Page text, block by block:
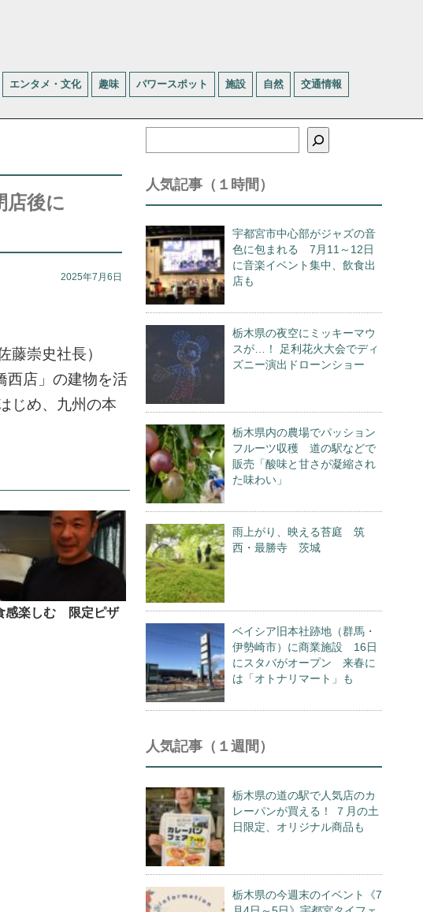
エンタメ・文化 趣味 パワースポット 施設 自然 交通情報
店後に
2025年7月6日
藤崇史社長）
西店」の建物を活
じめ、九州の本
感楽しむ 限定ピザ
索
人気記事（１時間）
宇都宮市中心部がジャズの音
色に包まれる 7月11～12日
に音楽イベント集中、飲食出
店も
栃木県の夜空にミッキーマウ
スが…！ 足利花火大会でディ
ズニー演出ドローンショー
栃木県内の農場でパッション
フルーツ収穫 道の駅などで
販売「酸味と甘さが凝縮され
た味わい」
雨上がり、映える苔庭 筑
西・最勝寺 茨城
ベイシア旧本社跡地（群馬・
伊勢崎市）に商業施設 16日
にスタバがオープン 来春に
は「オトナリマート」も
人気記事（１週間）
栃木県の道の駅で人気店のカ
レーパンが買える！ ７月の土
日限定、オリジナル商品も
栃木県の今週末のイベント《7